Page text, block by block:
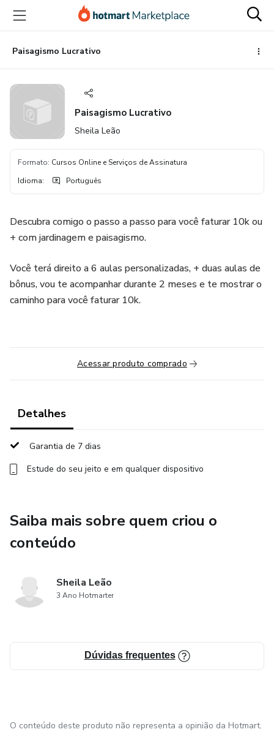
para
conteúdo
principal
para
pagamento
para
rodapé
Paisagismo Lucrativo
Paisagismo Lucrativo
Sheila Leão
Formato: Cursos Online e Serviços de Assinatura
Idioma: Português
Descubra comigo o passo a passo para você faturar 10k ou
+ com jardinagem e paisagismo.
Você terá direito a 6 aulas personalizadas, + duas aulas de
bônus, vou te acompanhar durante 2 meses e te mostrar o
caminho para você faturar 10k.
Acessar produto comprado
Detalhes
Garantia de 7 dias
Estude do seu jeito e em qualquer dispositivo
Saiba mais sobre quem criou o
conteúdo
Sheila Leão
3 Ano Hotmarter
Dúvidas frequentes
O conteúdo deste produto não representa a opinião da Hotmart.